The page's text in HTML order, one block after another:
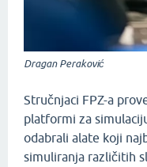
Dragan Peraković
Stručnjaci FPZ-a
platformi za
odabrali alate koji
simuliranja različitih